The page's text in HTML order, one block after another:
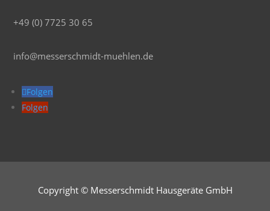
+49 (0) 7725 30 65
info@messerschmidt-muehlen.de
Folgen
Folgen
Copyright © Messerschmidt Hausgeräte GmbH